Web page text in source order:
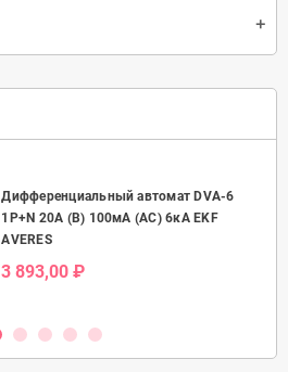
Дифференциальный автомат DVA-6
1P+N 20А (B) 100мА (AC) 6кА EKF
AVERES
3 893,00 ₽